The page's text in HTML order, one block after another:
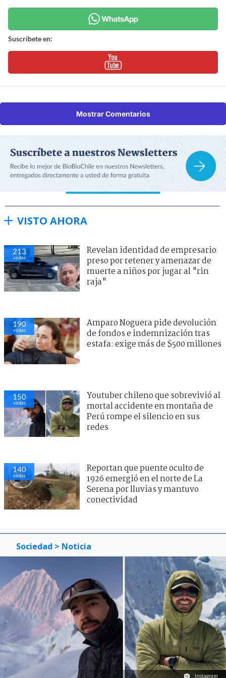
Suscríbete en:
Mostrar Comentarios
VISTO AHORA
213
visitas
Revelan identidad de empresario
preso por retener y amenazar de
muerte a niños por jugar al "rin
raja"
190
visitas
Amparo Noguera pide devolución
de fondos e indemnización tras
estafa: exige más de $500 millones
150
visitas
Youtuber chileno que sobrevivió al
mortal accidente en montaña de
Perú rompe el silencio en sus
redes
140
visitas
Reportan que puente oculto de
1926 emergió en el norte de La
Serena por lluvias y mantuvo
conectividad
Sociedad > Noticia
Instagram